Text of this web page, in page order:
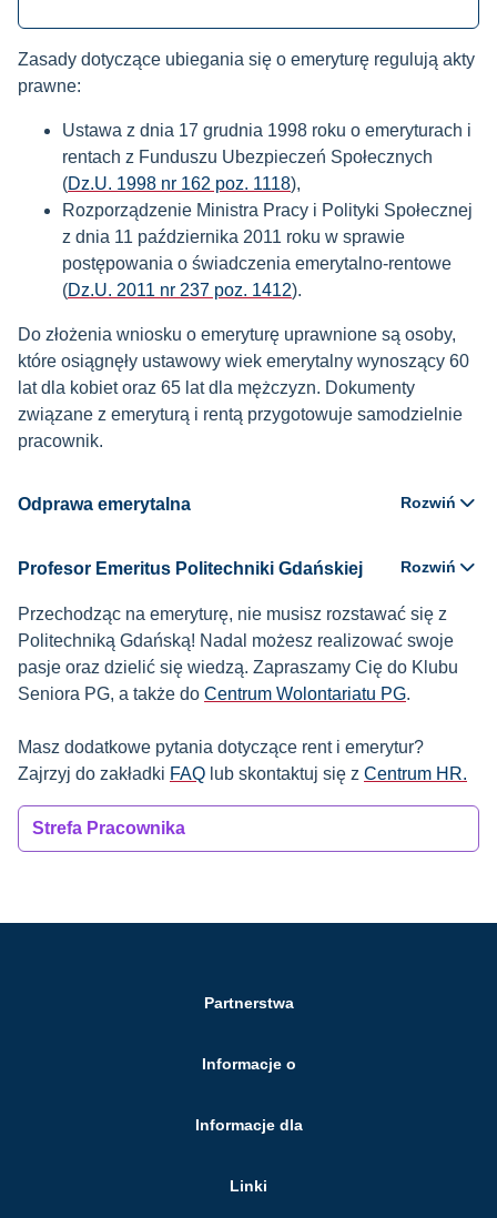
Zasady dotyczące ubiegania się o emeryturę regulują akty
prawne:
Ustawa z dnia 17 grudnia 1998 roku o emeryturach i
rentach z Funduszu Ubezpieczeń Społecznych
(Dz.U. 1998 nr 162 poz. 1118),
Rozporządzenie Ministra Pracy i Polityki Społecznej
z dnia 11 października 2011 roku w sprawie
postępowania o świadczenia emerytalno-rentowe
(Dz.U. 2011 nr 237 poz. 1412).
Do złożenia wniosku o emeryturę uprawnione są osoby,
które osiągnęły ustawowy wiek emerytalny wynoszący 60
lat dla kobiet oraz 65 lat dla mężczyzn. Dokumenty
związane z emeryturą i rentą przygotowuje samodzielnie
pracownik.
Odprawa emerytalna Rozwiń
Profesor Emeritus Politechniki Gdańskiej Rozwiń
Przechodząc na emeryturę, nie musisz rozstawać się z
Politechniką Gdańską! Nadal możesz realizować swoje
pasje oraz dzielić się wiedzą. Zapraszamy Cię do Klubu
Seniora PG, a także do Centrum Wolontariatu PG.
Masz dodatkowe pytania dotyczące rent i emerytur?
Zajrzyj do zakładki FAQ lub skontaktuj się z Centrum HR.
Strefa Pracownika
Partnerstwa
Informacje o
Informacje dla
Linki